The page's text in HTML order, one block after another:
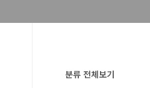
분류 전체보기